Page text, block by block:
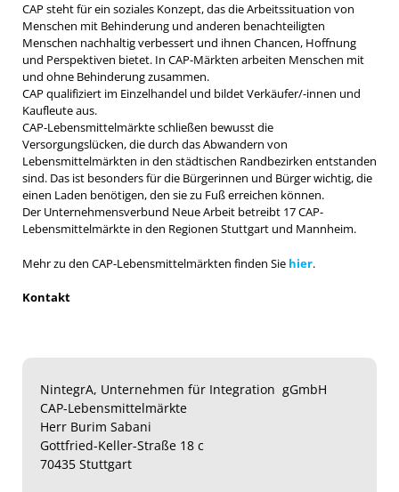
CAP steht für ein soziales Konzept, das die Arbeitssituation von
Menschen mit Behinderung und anderen benachteiligten
Menschen nachhaltig verbessert und ihnen Chancen, Hoffnung
und Perspektiven bietet. In CAP-Märkten arbeiten Menschen mit
und ohne Behinderung zusammen.
CAP qualifiziert im Einzelhandel und bildet Verkäufer/-innen und
Kaufleute aus.
CAP-Lebensmittelmärkte schließen bewusst die
Versorgungslücken, die durch das Abwandern von
Lebensmittelmärkten in den städtischen Randbezirken entstanden
sind. Das ist besonders für die Bürgerinnen und Bürger wichtig, die
einen Laden benötigen, den sie zu Fuß erreichen können.
Der Unternehmensverbund Neue Arbeit betreibt 17 CAP-
Lebensmittelmärkte in den Regionen Stuttgart und Mannheim.
Mehr zu den CAP-Lebensmittelmärkten finden Sie hier.
Kontakt
NintegrA, Unternehmen für Integration gGmbH
CAP-Lebensmittelmärkte
Herr Burim Sabani
Gottfried-Keller-Straße 18 c
70435 Stuttgart